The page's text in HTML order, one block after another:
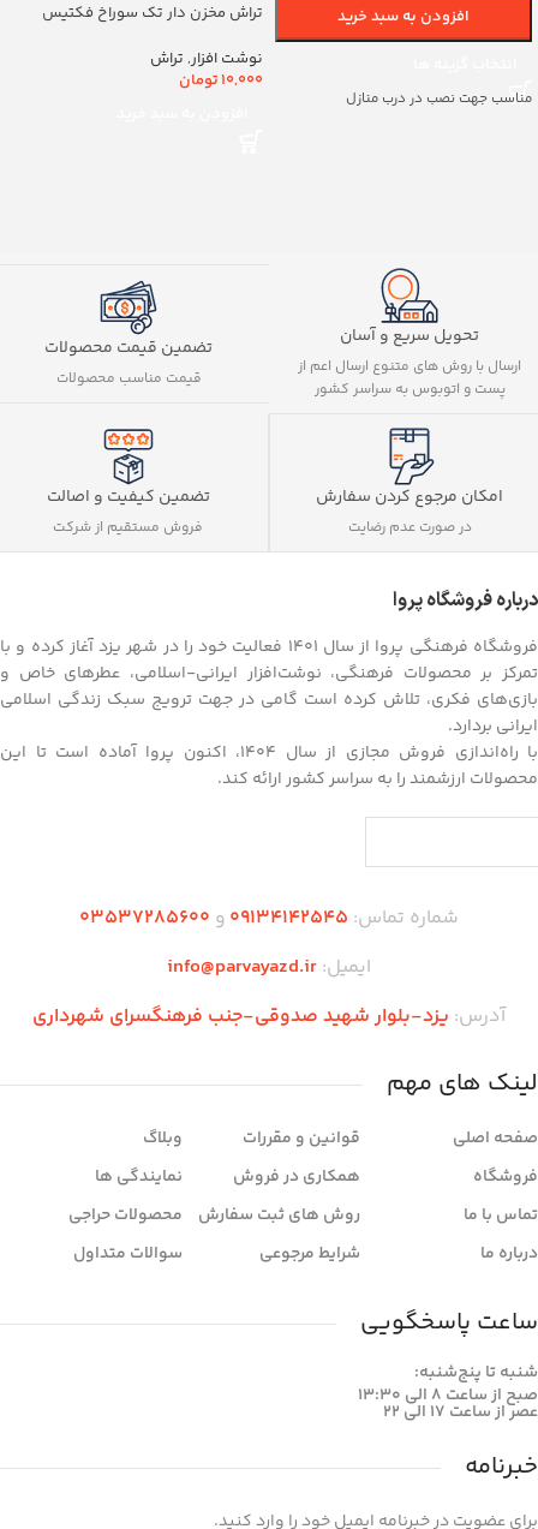
افزودن به سبد خرید
مناسب جهت نصب در درب منازل
تراش مخزن دار تک سوراخ فکتیس
نوشت افزار, تراش
10,000تومان
تحویل سریع و آسان
ارسال با روش های متنوع ارسال اعم از
پست و اتوبوس به سراسر کشور
تضمین قیمت محصولات
قیمت مناسب محصولات
امکان مرجوع کردن سفارش
در صورت عدم رضایت
تضمین کیفیت و اصالت
فروش مستقیم از شرکت
درباره فروشگاه پروا
فروشگاه فرهنگی پروا از سال ۱۴۰۱ فعالیت خود را در شهر یزد آغاز کرده و با
تمرکز بر محصولات فرهنگی، نوشت‌افزار ایرانی-اسلامی، عطرهای خاص و
بازی‌های فکری، تلاش کرده است گامی در جهت ترویج سبک زندگی اسلامی
ایرانی بردارد.
با راه‌اندازی فروش مجازی از سال ۱۴۰۴، اکنون پروا آماده است تا این
محصولات ارزشمند را به سراسر کشور ارائه کند.
شماره تماس: 09134142545 و 03537285600
ایمیل: info@parvayazd.ir
آدرس: یزد-بلوار شهید صدوقی-جنب فرهنگسرای شهرداری
لینک های مهم
صفحه اصلی
فروشگاه
تماس با ما
درباره ما
قوانین و مقررات
همکاری در فروش
روش های ثبت سفارش
شرایط مرجوعی
وبلاگ
نمایندگی ها
محصولات حراجی
سوالات متداول
ساعت پاسخگویی
شنبه تا پنج‌شنبه:
صبح از ساعت 8 الی 13:30
عصر از ساعت 17 الی 22
خبرنامه
برای عضویت در خبرنامه ایمیل خود را وارد کنید.